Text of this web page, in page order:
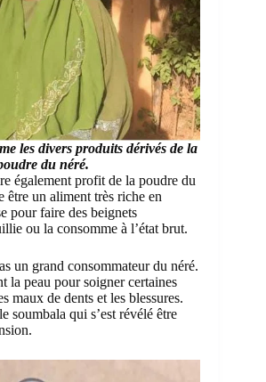
les divers produits dérivés de la
du néré.
également profit de la poudre du
être un aliment très riche en
pour faire des beignets
ou la consomme à l’état brut.
un grand consommateur du néré.
la peau pour soigner certaines
maux de dents et les blessures.
soumbala qui s’est révélé être